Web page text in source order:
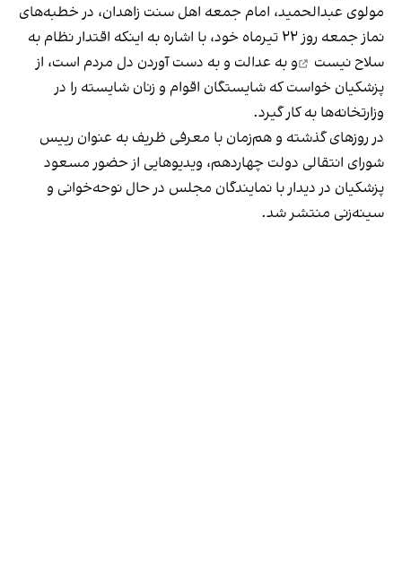
مولوی عبدالحمید، امام جمعه اهل سنت زاهدان، در خطبه‌های
نماز جمعه روز ۲۲ تیرماه خود، با اشاره به اینکه
اقتدار نظام به
سلاح نیست
و به عدالت و به دست آوردن دل مردم است، از
پزشکیان خواست که شایستگان اقوام و زنان شایسته را در
وزارتخانه‌ها به کار گیرد.
در روزهای گذشته و هم‌زمان با معرفی ظریف به عنوان رییس
شورای انتقالی دولت چهاردهم، ویدیوهایی از حضور مسعود
پزشکیان در دیدار با نمایندگان مجلس در حال نوحه‌خوانی و
سینه‌زنی منتشر شد.